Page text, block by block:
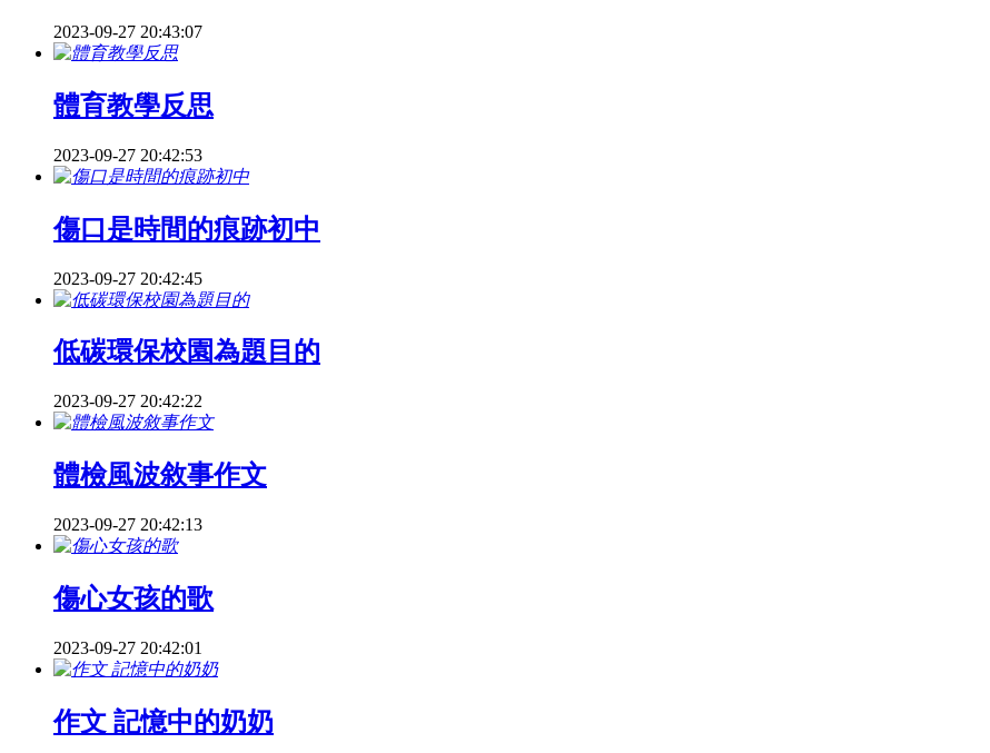
2023-09-27 20:43:07
體育教學反思
2023-09-27 20:42:53
傷口是時間的痕跡初中
2023-09-27 20:42:45
低碳環保校園為題目的
2023-09-27 20:42:22
體檢風波敘事作文
2023-09-27 20:42:13
傷心女孩的歌
2023-09-27 20:42:01
作文 記憶中的奶奶